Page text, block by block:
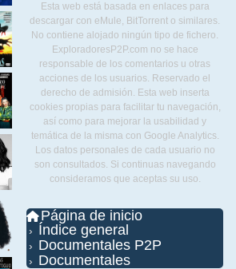
Esta web está basada en enlaces para
descargar con eMule, BitTorrent o similares.
No contiene alojado ningún tipo de fichero.
ExploradoresP2P.com no se hace
responsable de los comentarios u otras
acciones de los usuarios. Reservado el
derecho de admisión. Esta web inserta
cookies propias para facilitar tu navegación,
así como para mejorar la usabilidad y
temática de la misma con Google Analytics.
Los datos personales de cada usuario no
son consultados. Si continuas navegando
consideramos que aceptas su uso.
Página de inicio
Índice general
Documentales P2P
Documentales